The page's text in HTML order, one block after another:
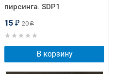
пирсинга. SDP1
15 ₽ 20₽
В корзину